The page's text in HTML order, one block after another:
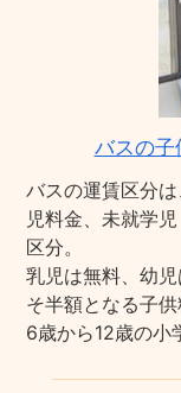
バスの子
バスの運賃区分
児料金、未就学
区分。
乳児は無料、幼
そ半額となる子
6歳から12歳の小